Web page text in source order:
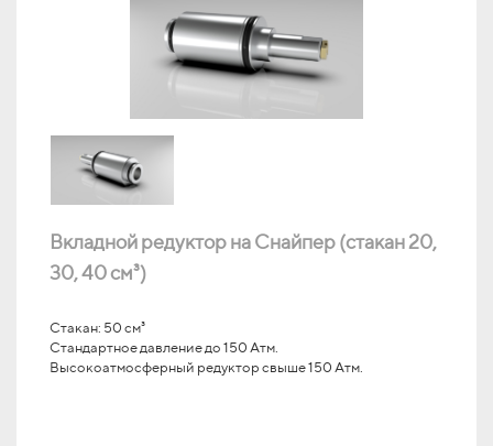
Вкладной редуктор на Снайпер (стакан 20,
30, 40 см³)
Стакан: 50 см³
Стандартное давление до 150 Атм.
Высокоатмосферный редуктор свыше 150 Атм.